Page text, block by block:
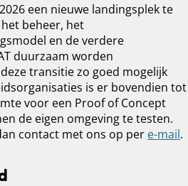
een nieuwe landingsplek te
beheer, het
en de verdere
duurzaam worden
transitie zo goed mogelijk
is er bovendien tot
voor een Proof of Concept
de eigen omgeving te testen.
contact met ons op per e-mail.